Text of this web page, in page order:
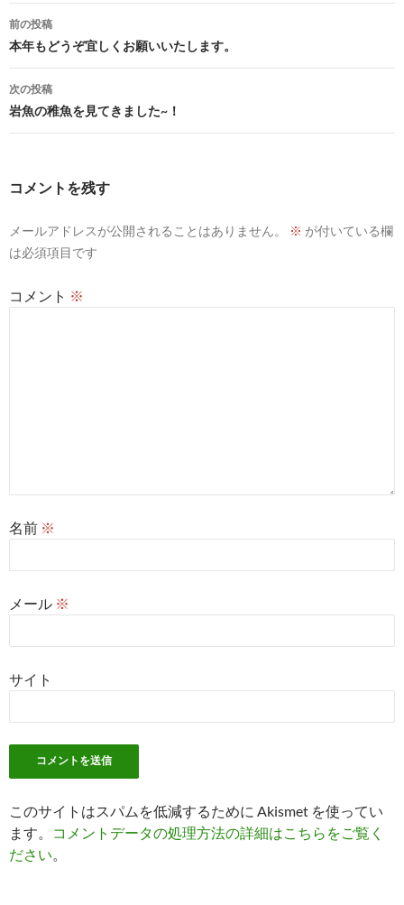
投
稿
ナ
ビ
ゲ
ョ
前の投稿
本年もどうぞ宜しくお願いいたします。
次の投稿
岩魚の稚魚を見てきました~！
コメントを残す
メールアドレスが公開されることはありません。 ※ が付いている欄
は必須項目です
コメント ※
名前 ※
メール ※
サイト
このサイトはスパムを低減するために Akismet を使ってい
ます。
コメントデータの処理方法の詳細はこちらをご覧く
ださい